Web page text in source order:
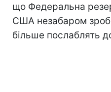
що Федеральна
США незабаром
більше послаблять